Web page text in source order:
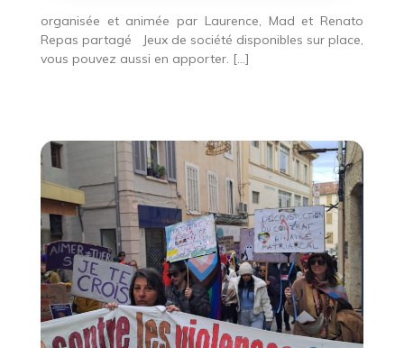
organisée et animée par Laurence, Mad et Renato
Repas partagé Jeux de société disponibles sur place,
vous pouvez aussi en apporter. […]